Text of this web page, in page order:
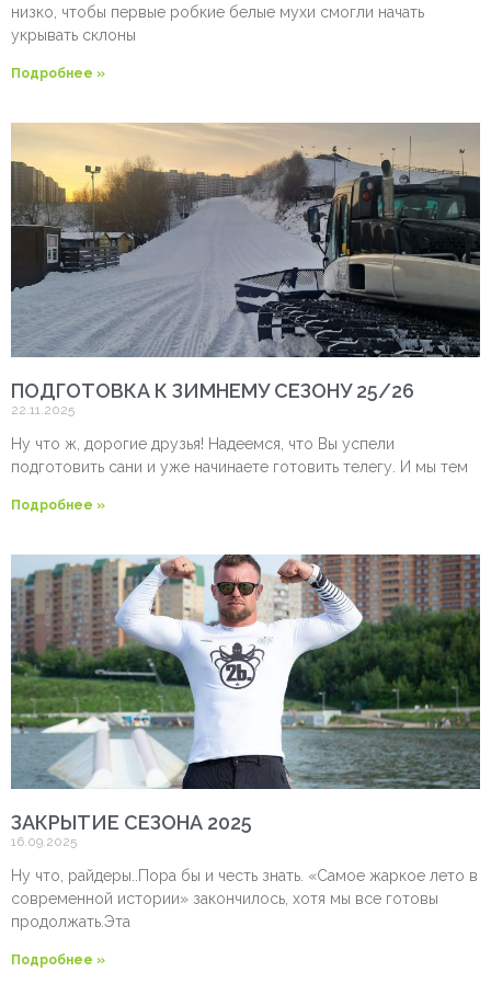
низко, чтобы первые робкие белые мухи смогли начать
укрывать склоны
Подробнее »
ПОДГОТОВКА К ЗИМНЕМУ СЕЗОНУ 25/26
22.11.2025
Ну что ж, дорогие друзья! Надеемся, что Вы успели
подготовить сани и уже начинаете готовить телегу. И мы тем
Подробнее »
ЗАКРЫТИЕ СЕЗОНА 2025
16.09.2025
Ну что, райдеры..Пора бы и честь знать. «Самое жаркое лето в
современной истории» закончилось, хотя мы все готовы
продолжать.Эта
Подробнее »